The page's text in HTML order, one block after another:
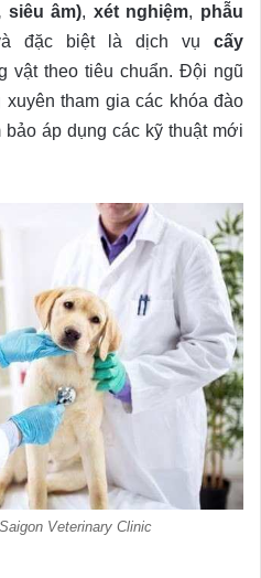
siêu âm), xét nghiệm, phẫu
đặc biệt là dịch vụ cấy
vật theo tiêu chuẩn. Đội ngũ
tham gia các khóa đào
áp dụng các kỹ thuật mới
Veterinary Clinic